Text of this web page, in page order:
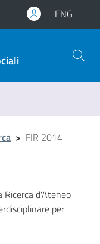
ENG
> FIR 2014
d'Ateneo
per